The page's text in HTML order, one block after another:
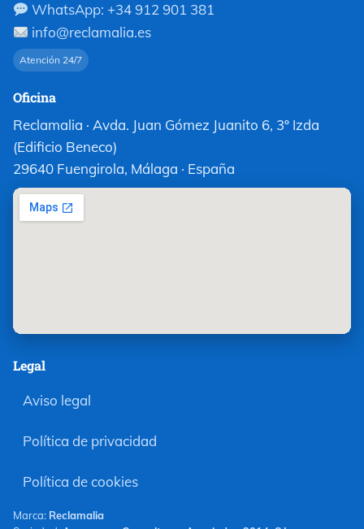
WhatsApp: +34 912 901 381
info@reclamalia.es
Atención 24/7
Oficina
Reclamalia · Avda. Juan Gómez Juanito 6, 3º Izda
(Edificio Beneco)
29640 Fuengirola, Málaga · España
Legal
Aviso legal
Política de privacidad
Política de cookies
Marca: Reclamalia